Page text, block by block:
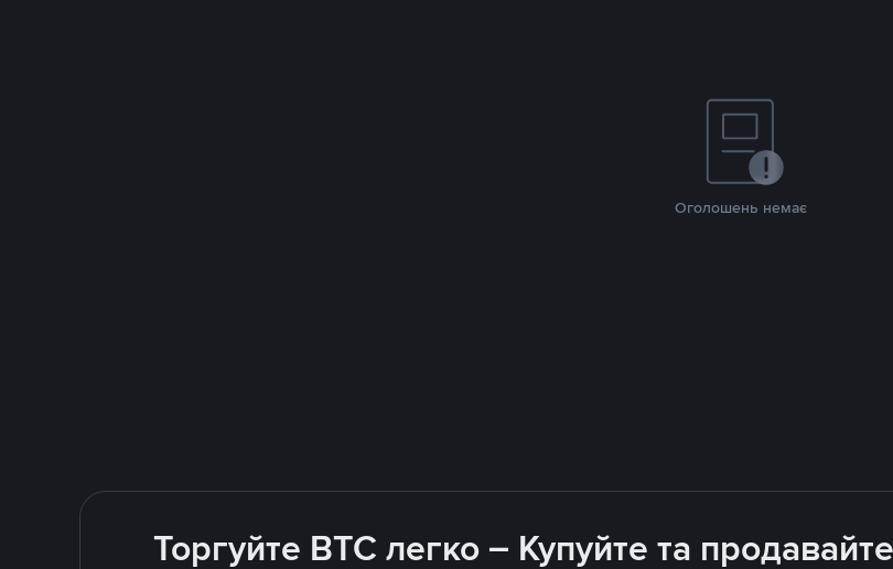
Оголошень немає
Торгуйте BTC легко – Купуйте та